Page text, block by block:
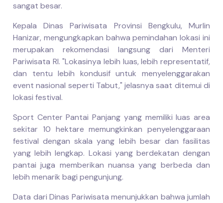
sangat besar.
Kepala Dinas Pariwisata Provinsi Bengkulu, Murlin
Hanizar, mengungkapkan bahwa pemindahan lokasi ini
merupakan rekomendasi langsung dari Menteri
Pariwisata RI. "Lokasinya lebih luas, lebih representatif,
dan tentu lebih kondusif untuk menyelenggarakan
event nasional seperti Tabut," jelasnya saat ditemui di
lokasi festival.
Sport Center Pantai Panjang yang memiliki luas area
sekitar 10 hektare memungkinkan penyelenggaraan
festival dengan skala yang lebih besar dan fasilitas
yang lebih lengkap. Lokasi yang berdekatan dengan
pantai juga memberikan nuansa yang berbeda dan
lebih menarik bagi pengunjung.
Data dari Dinas Pariwisata menunjukkan bahwa jumlah